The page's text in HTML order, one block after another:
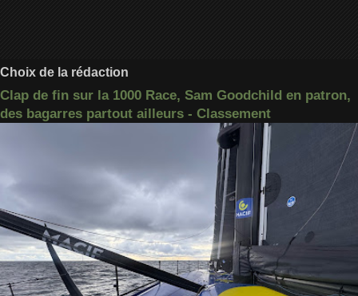
Choix de la rédaction
Clap de fin sur la 1000 Race, Sam Goodchild en patron,
des bagarres partout ailleurs - Classement